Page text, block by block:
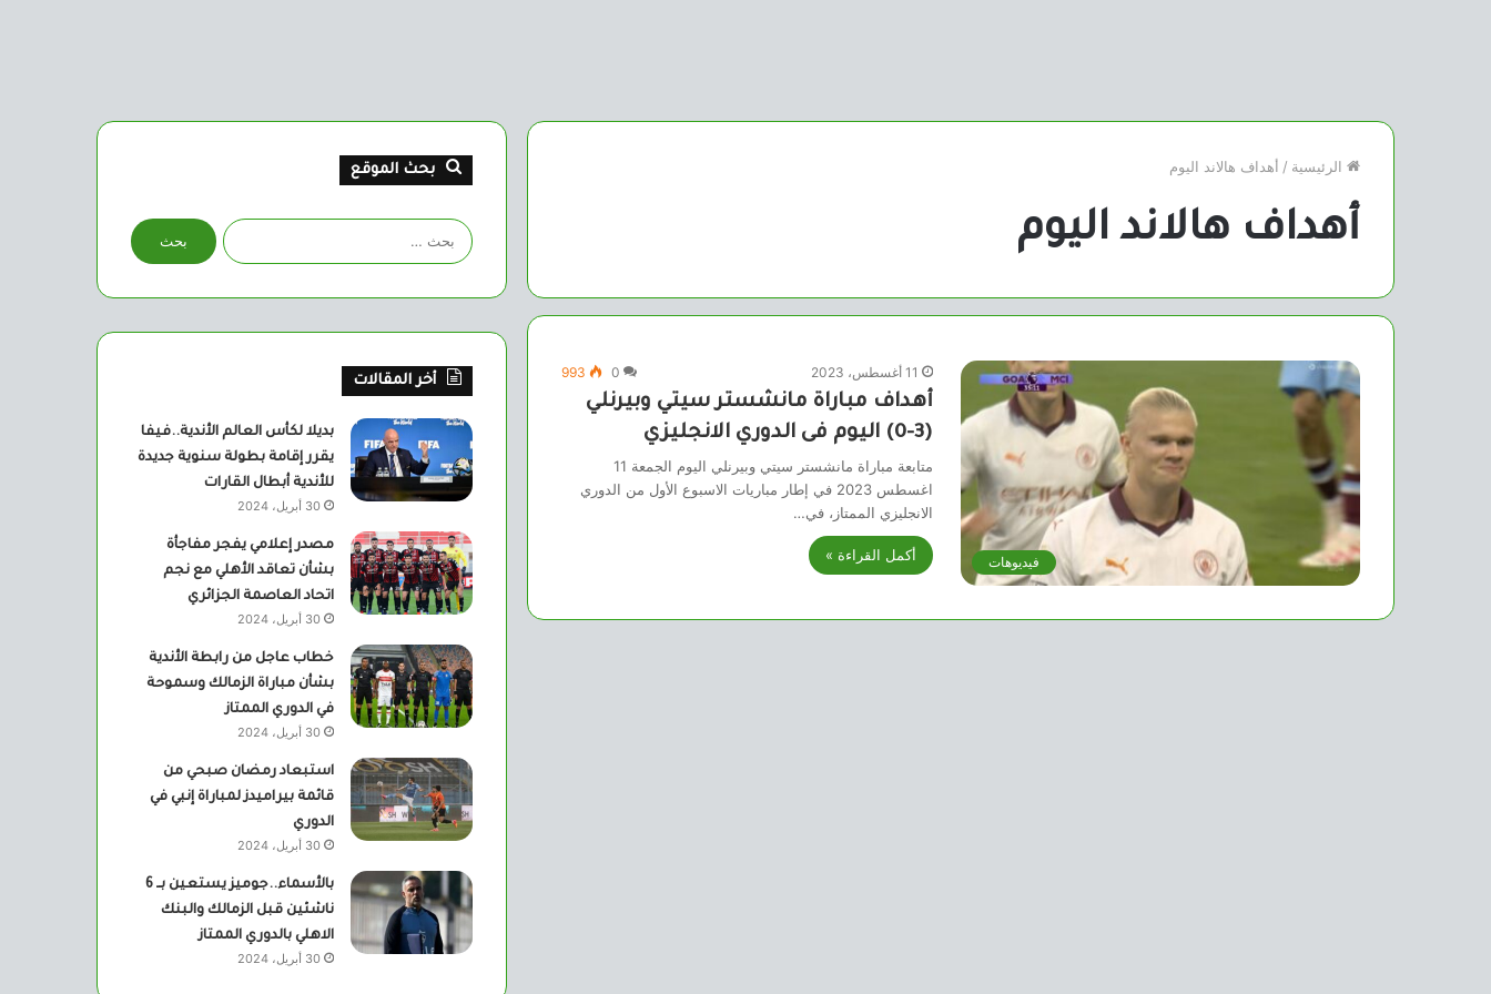
الرئيسية / أهداف هالاند اليوم
أهداف هالاند اليوم
فيديوهات
11 أغسطس، 2023 0
993
أهداف مباراة مانشستر سيتي وبيرنلي
(3-0) اليوم فى الدوري الانجليزي
متابعة مباراة مانشستر سيتي وبيرنلي اليوم الجمعة 11
اغسطس 2023 في إطار مباريات الاسبوع الأول من الدوري
الانجليزي الممتاز، في…
أكمل القراءة »
بحث الموقع
البحث
عن:
أخر المقالات
بديلا لكأس العالم الأندية..فيفا
يقرر إقامة بطولة سنوية جديدة
للأندية أبطال القارات
30 أبريل، 2024
مصدر إعلامي يفجر مفاجأة
بشأن تعاقد الأهلي مع نجم
اتحاد العاصمة الجزائري
30 أبريل، 2024
خطاب عاجل من رابطة الأندية
بشأن مباراة الزمالك وسموحة
في الدوري الممتاز
30 أبريل، 2024
استبعاد رمضان صبحي من
قائمة بيراميدز لمباراة إنبي في
الدوري
30 أبريل، 2024
بالأسماء..جوميز يستعين بــ 6
ناشئين قبل الزمالك والبنك
الاهلي بالدوري الممتاز
30 أبريل، 2024